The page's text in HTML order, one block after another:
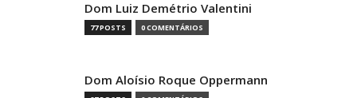
Dom Luiz Demétrio Valentini
77 POSTS 0 COMENTÁRIOS
Dom Aloísio Roque Oppermann